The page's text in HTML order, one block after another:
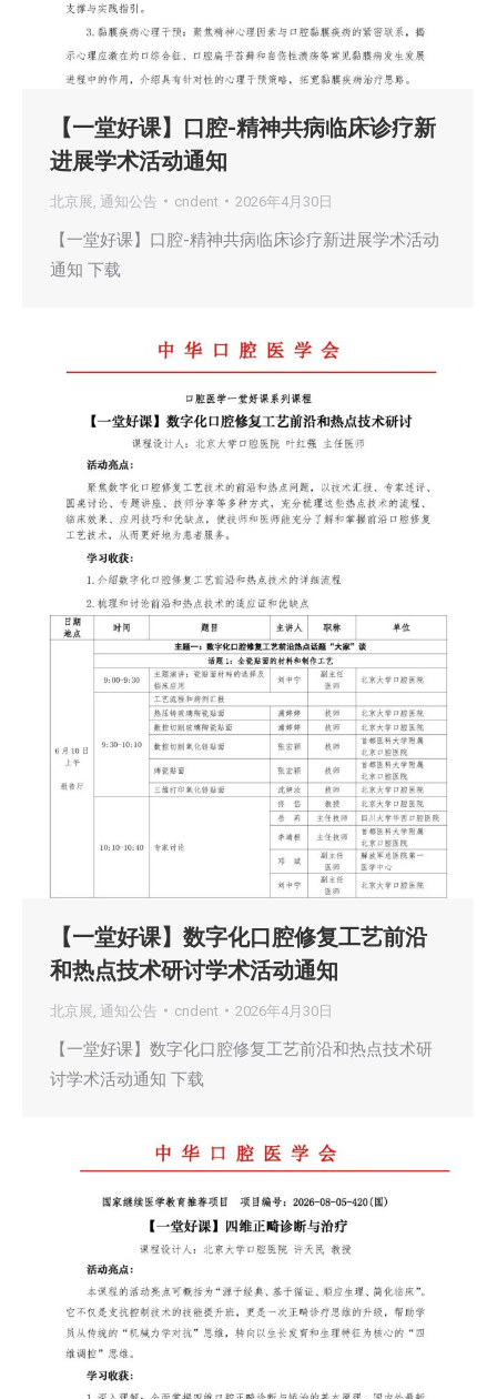
【一堂好课】口腔-精神共病临床诊疗新
进展学术活动通知
北京展 通知公告 cndent 2026年4月30日
【一堂好课】口腔-精神共病临床诊疗新进展学术活动
通知 下载
【一堂好课】数字化口腔修复工艺前沿
和热点技术研讨学术活动通知
北京展 通知公告 cndent 2026年4月30日
【一堂好课】数字化口腔修复工艺前沿和热点技术研
讨学术活动通知 下载